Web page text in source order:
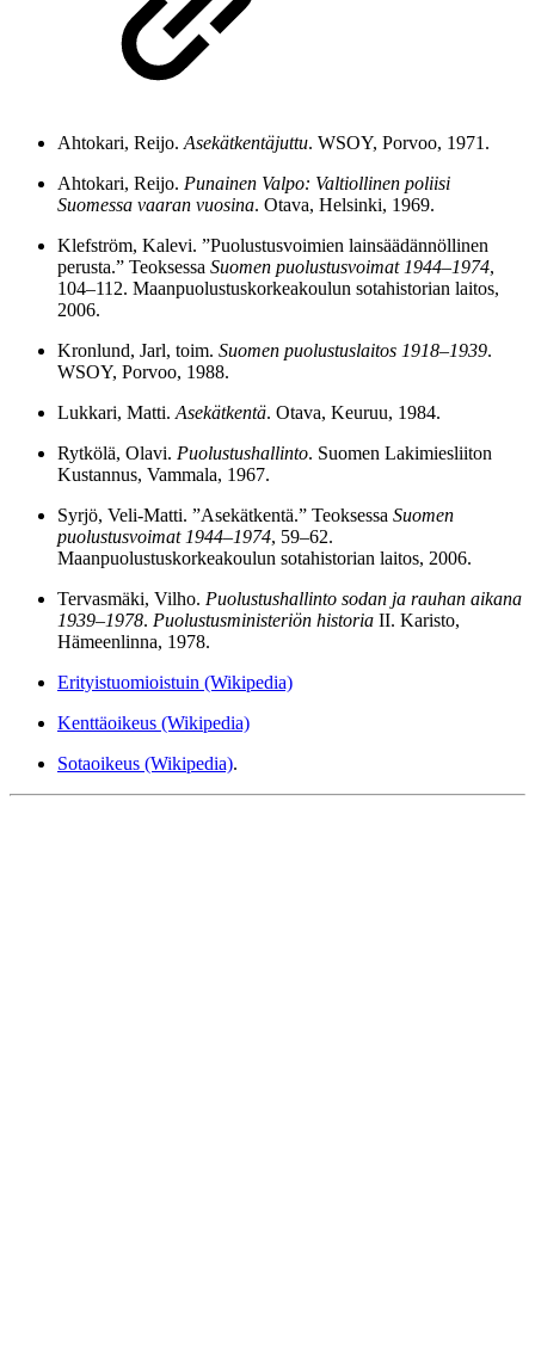
Ahtokari, Reijo.Asekätkentäjuttu. WSOY, Porvoo, 1971.
Ahtokari, Reijo. Punainen Valpo: Valtiollinen poliisi
Suomessa vaaran vuosina. Otava, Helsinki, 1969.
Klefström, Kalevi. ”Puolustusvoimien lainsäädännöllinen
perusta.” Teoksessa Suomen puolustusvoimat 1944–1974,
104–112. Maanpuolustuskorkeakoulun sotahistorian laitos,
2006.
Kronlund, Jarl, toim. Suomen puolustuslaitos 1918–1939.
WSOY, Porvoo, 1988.
Lukkari, Matti.Asekätkentä. Otava, Keuruu, 1984.
Rytkölä, Olavi. Puolustushallinto. Suomen Lakimiesliiton
Kustannus, Vammala, 1967.
Syrjö, Veli-Matti. ”Asekätkentä.” Teoksessa Suomen
puolustusvoimat 1944–1974, 59–62.
Maanpuolustuskorkeakoulun sotahistorian laitos, 2006.
Tervasmäki, Vilho. Puolustushallinto sodan ja rauhan aikana
1939–1978. Puolustusministeriön historia II. Karisto,
Hämeenlinna, 1978.
Erityistuomioistuin (Wikipedia)
Kenttäoikeus (Wikipedia)
Sotaoikeus (Wikipedia).